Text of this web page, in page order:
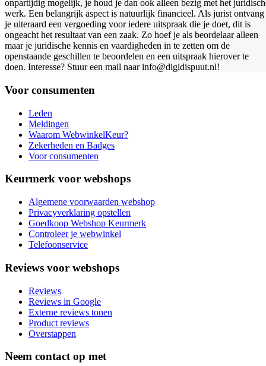
onpartijdig mogelijk, je houd je dan ook alleen bezig met het
werk. Een belangrijk aspect is natuurlijk financieel. Als jurist ontvang
je uiteraard een vergoeding voor iedere uitspraak die je doet, dit is
ongeacht het resultaat van een zaak. Zo hoef je als beordelaar alleen
maar je juridische kennis en vaardigheden in te zetten om de
openstaande geschillen te beoordelen en een uitspraak hierover te
doen. Interesse? Stuur een mail naar info@digidispuut.nl!
Voor consumenten
Leden
Meldingen
Waarom WebwinkelKeur?
Zekerheden en Badges
Voor consumenten
Keurmerk voor webshops
Algemene voorwaarden webshop
Privacyverklaring opstellen
Goedkoop Webshop Keurmerk
Controleer je webwinkel
Telefoonservice
Reviews voor webshops
Reviews
Reviews in Google
Externe reviews tonen
Product reviews
Overstappen
Neem contact op met